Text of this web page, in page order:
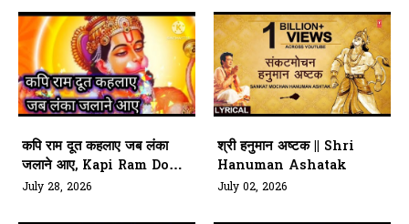
कपि राम दूत कहलाए जब लंका
जलाने आए, Kapi Ram Doot
Kahlae Jab Lanka Jale
July 28, 2026
श्री हनुमान अष्टक || Shri
Hanuman Ashatak
July 02, 2026